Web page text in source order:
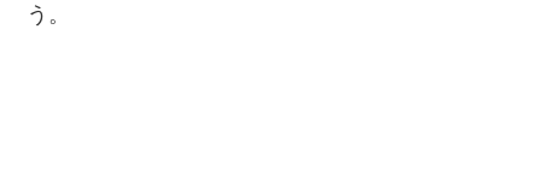
う。